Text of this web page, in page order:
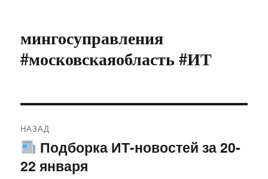
мингосуправления
#московскаяобласть #ИТ
по
записям
НАЗАД
Предыдущая
запись:
Подборка ИТ-новостей за 20-
22 января